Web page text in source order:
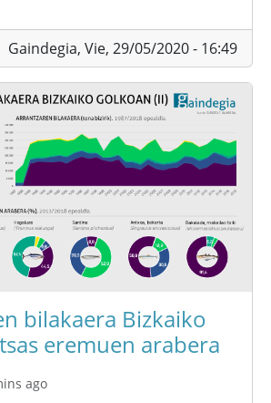
Gaindegia, Vie, 29/05/2020 - 16:49
bilakaera Bizkaiko
eremuen arabera
ago